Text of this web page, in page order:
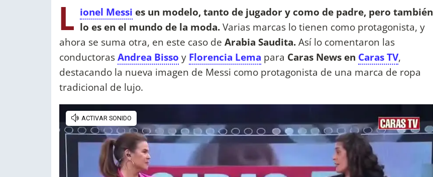
L ionel Messi es un modelo, tanto de jugador y como de padre, pero también
lo es en el mundo de la moda.Varias marcas lo tienen como protagonista, y
ahora se suma otra, en este caso de Arabia Saudita.Así lo comentaron las
conductorasAndrea Bisso y Florencia Lema para Caras News en Caras TV,
destacando la nueva imagen de Messi como protagonista de una marca de ropa
tradicional de lujo.